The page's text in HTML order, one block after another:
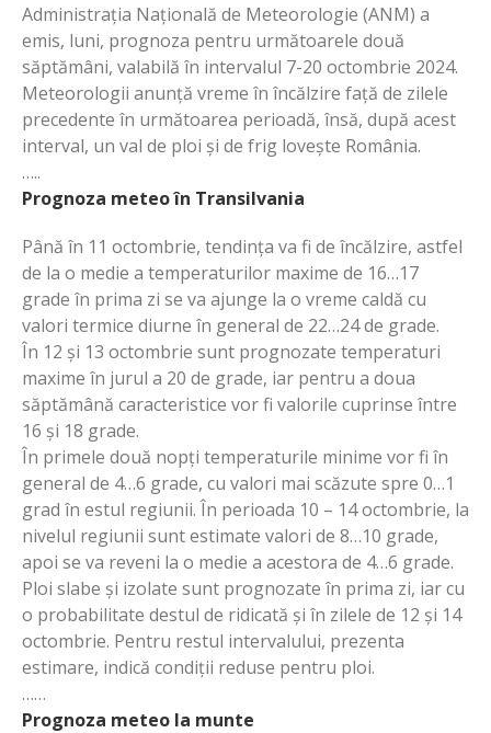
Administrația Națională de Meteorologie (ANM) a
emis, luni, prognoza pentru următoarele două
săptămâni, valabilă în intervalul 7-20 octombrie 2024.
Meteorologii anunță vreme în încălzire față de zilele
precedente în următoarea perioadă, însă, după acest
interval, un val de ploi și de frig lovește România.
…..
Prognoza meteo în Transilvania
Până în 11 octombrie, tendința va fi de încălzire, astfel
de la o medie a temperaturilor maxime de 16…17
grade în prima zi se va ajunge la o vreme caldă cu
valori termice diurne în general de 22…24 de grade.
În 12 și 13 octombrie sunt prognozate temperaturi
maxime în jurul a 20 de grade, iar pentru a doua
săptămână caracteristice vor fi valorile cuprinse între
16 și 18 grade.
În primele două nopți temperaturile minime vor fi în
general de 4…6 grade, cu valori mai scăzute spre 0…1
grad în estul regiunii. În perioada 10 – 14 octombrie, la
nivelul regiunii sunt estimate valori de 8…10 grade,
apoi se va reveni la o medie a acestora de 4…6 grade.
Ploi slabe și izolate sunt prognozate în prima zi, iar cu
o probabilitate destul de ridicată și în zilele de 12 și 14
octombrie. Pentru restul intervalului, prezenta
estimare, indică condiții reduse pentru ploi.
……
Prognoza meteo la munte